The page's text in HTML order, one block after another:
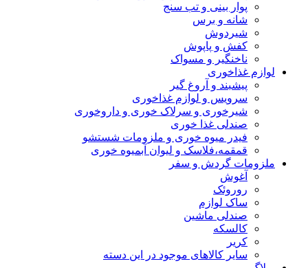
پوار بینی و تب سنج
شانه و برس
شیردوش
کفش و پاپوش
ناخنگیر و مسواک
لوازم غذاخوری
پیشبند و آروغ گیر
سرویس و لوازم غذاخوری
شیرخوری و سرلاک خوری و داروخوری
صندلی غذا خوری
فیدر میوه خوری و ملزومات شستشو
قمقمه،فلاسک و لیوان آبمیوه خوری
ملزومات گردش و سفر
آغوش
روروئک
ساک لوازم
صندلی ماشین
کالسکه
کریر
سایر کالاهای موجود در این دسته